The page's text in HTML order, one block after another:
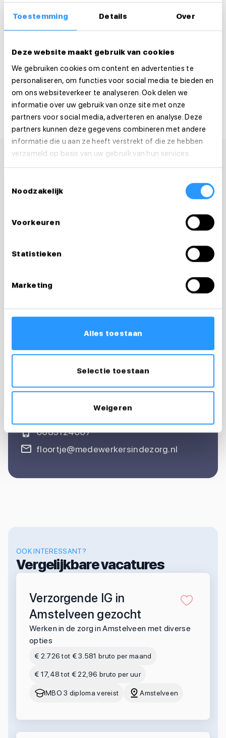
Toestemming Details Over
Deze website maakt gebruik van cookies
We gebruiken cookies om content en advertenties te
personaliseren, om functies voor social media te bieden en
om ons websiteverkeer te analyseren. Ook delen we
informatie over uw gebruik van onze site met onze
partners voor social media, adverteren en analyse. Deze
partners kunnen deze gegevens combineren met andere
informatie die u aan ze heeft verstrekt of die ze hebben
verzameld op basis van uw gebruik van hun services.
Noodzakelijk
Voorkeuren
Statistieken
Marketing
Alles toestaan
Selectie toestaan
Weigeren
Solliciteer direct
Solliciteer binnen 1 minuut
Deel deze vacature:
Vragen over je
sollicitatie?
Floortje
Recruiter & loopbaancoach
0683124007
floortje@medewerkersindezorg.nl
OOK INTERESSANT?
Vergelijkbare vacatures
Verzorgende IG in
Amstelveen gezocht
Werken in de zorg in Amstelveen met diverse
opties
€ 2.726 tot € 3.581 bruto per maand
€ 17,48 tot € 22,96 bruto per uur
MBO 3 diploma vereist Amstelveen